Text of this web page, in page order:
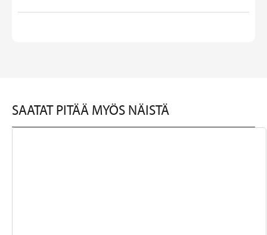
SAATAT PITÄÄ MYÖS NÄISTÄ